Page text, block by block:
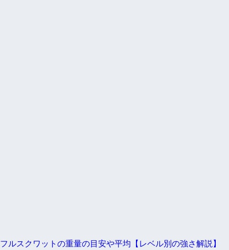
フルスクワットの重量の目安や平均【レベル別の強さ解説】